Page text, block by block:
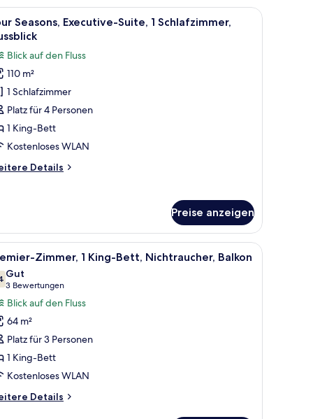
Bett, einem Flachbildfernseher, einer Sitzecke mit Tisch und Blick
Ein modernes Hotelzimmer mit großem
8
Seasons, Executive-Suite, 1 Schlafzimmer,
Blick auf den Fluss
110 m²
1 Schlafzimmer
Platz für 4 Personen
1 King-Bett
Kostenloses WLAN
Details
Preise anzeigen
transparente Vorhänge.
einer Sitzecke mit Stuhl und kleinem Tisch und Blick auf die Stadt durch
Ein modernes Hotelzimmer mit einem
6 Zimmer, 1 King-Bett, Nichtraucher, Balkon
von 10
Gut
3 Bewertungen
(3
Bewertungen)
Blick auf den Fluss
64 m²
Platz für 3 Personen
1 King-Bett
Kostenloses WLAN
Details